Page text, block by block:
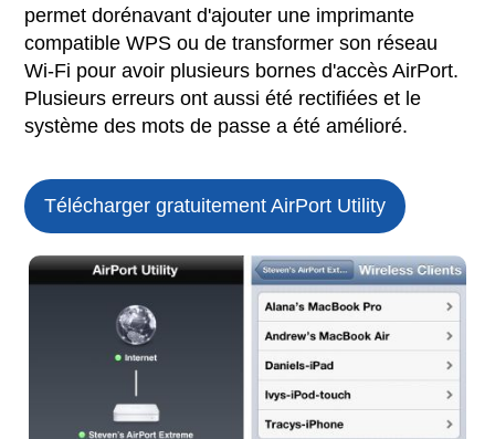
permet dorénavant d'ajouter une imprimante
compatible WPS ou de transformer son réseau
Wi-Fi pour avoir plusieurs bornes d'accès AirPort.
Plusieurs erreurs ont aussi été rectifiées et le
système des mots de passe a été amélioré.
Télécharger gratuitement AirPort Utility